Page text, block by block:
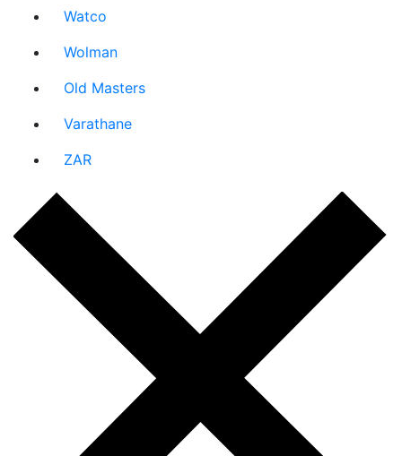
Watco
Wolman
Old Masters
Varathane
ZAR